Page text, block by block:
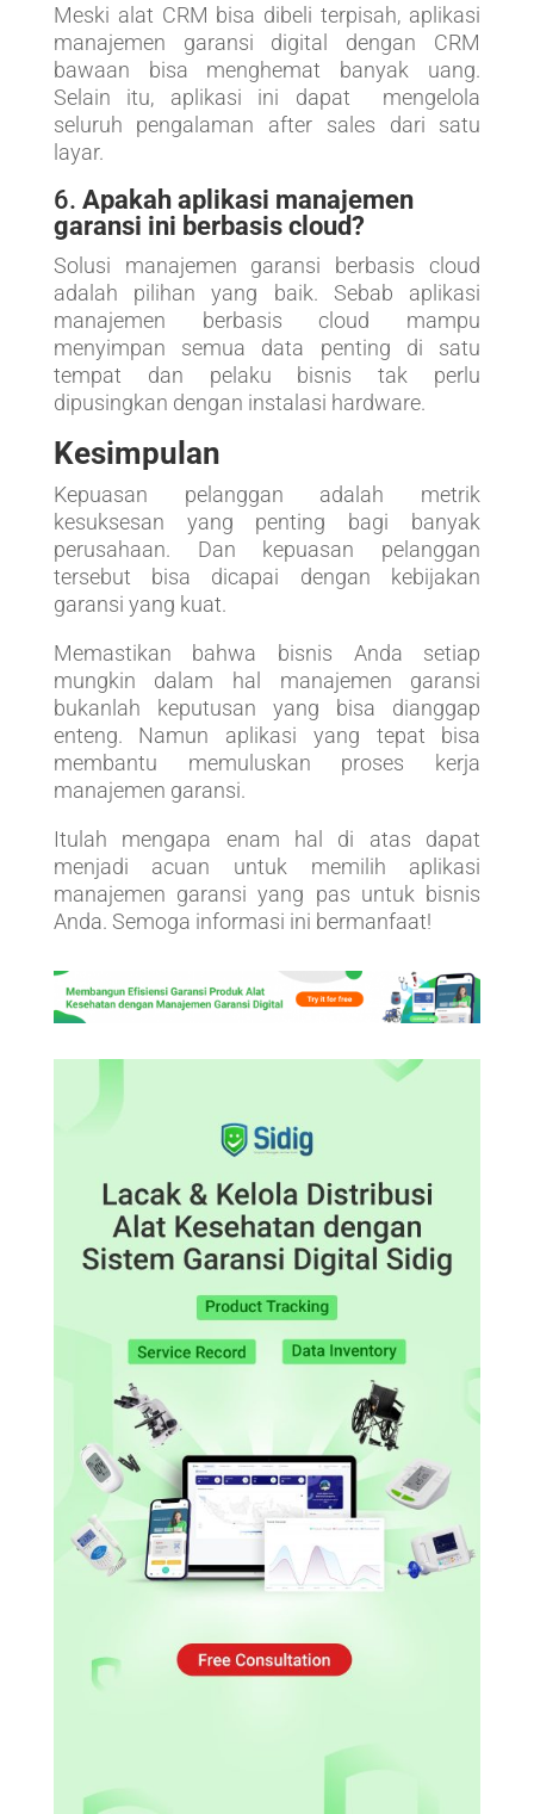
Meski alat CRM bisa dibeli terpisah, aplikasi
manajemen garansi digital dengan CRM
bawaan bisa menghemat banyak uang.
Selain itu, aplikasi ini dapat mengelola
seluruh pengalaman after sales dari satu
layar.
6. Apakah aplikasi manajemen
garansi ini berbasis cloud?
Solusi manajemen garansi berbasis cloud
adalah pilihan yang baik. Sebab aplikasi
manajemen berbasis cloud mampu
menyimpan semua data penting di satu
tempat dan pelaku bisnis tak perlu
dipusingkan dengan instalasi hardware.
Kesimpulan
Kepuasan pelanggan adalah metrik
kesuksesan yang penting bagi banyak
perusahaan. Dan kepuasan pelanggan
tersebut bisa dicapai dengan kebijakan
garansi yang kuat.
Memastikan bahwa bisnis Anda setiap
mungkin dalam hal manajemen garansi
bukanlah keputusan yang bisa dianggap
enteng. Namun aplikasi yang tepat bisa
membantu memuluskan proses kerja
manajemen garansi.
Itulah mengapa enam hal di atas dapat
menjadi acuan untuk memilih aplikasi
manajemen garansi yang pas untuk bisnis
Anda. Semoga informasi ini bermanfaat!